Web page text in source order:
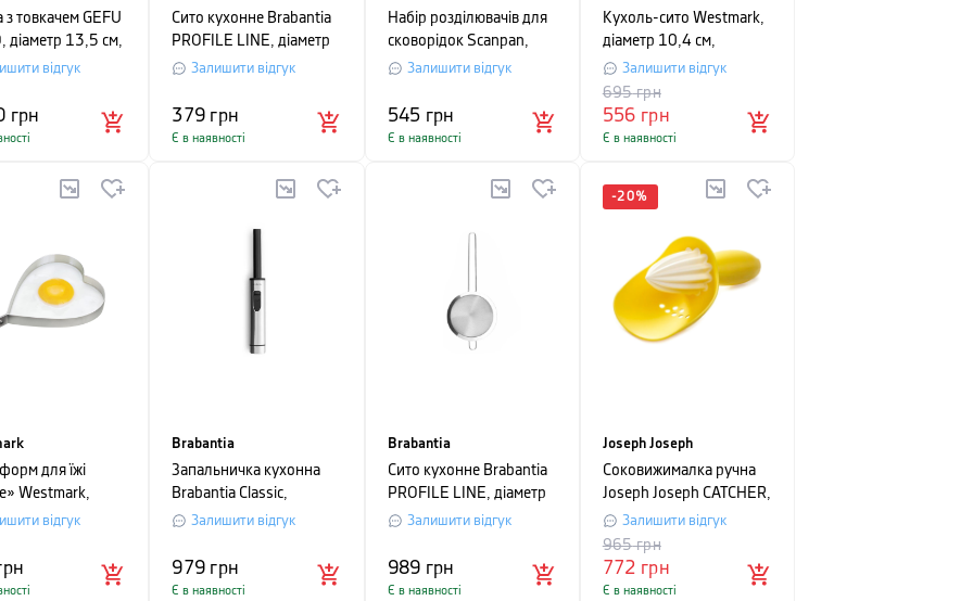
з товкачем GEFU
діаметр 13,5 см,
відгук
грн
Сито кухонне Brabantia
PROFILE LINE, діаметр
7,5 см, сріблястий
Залишити відгук
379 грн
Є в наявності
Набір розділювачів для
сковорідок Scanpan,
сірий, 3 шт.
Залишити відгук
545 грн
Є в наявності
Кухоль-сито Westmark,
діаметр 10,4 см,
сріблястий
Залишити відгук
556 грн
695грн
Є в наявності
для їжі
Westmark,
8х1, 5 см,
відгук
Brabantia
Запальничка кухонна
Brabantia Classic,
23х3х2,2 см, сріблястий
Залишити відгук
979 грн
Є в наявності
Brabantia
Сито кухонне Brabantia
PROFILE LINE, діаметр
12,5 см, сріблястий
Залишити відгук
989 грн
Є в наявності
-20%
Joseph Joseph
Соковижималка ручна
Joseph Joseph CATCHER,
16,6х6,8х8,7 см,
жовтий
Залишити відгук
772 грн
965грн
Є в наявності